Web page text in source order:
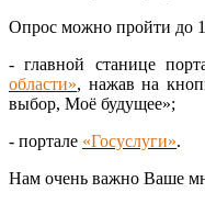
Опрос можно пройти до
- главной станице
области», нажав на
выбор, Моё будущее»;
- портале «Госуслуги».
Нам очень важно Ваше